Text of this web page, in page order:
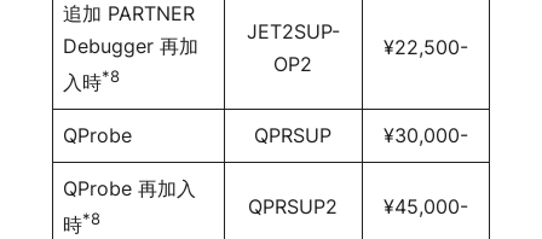
追加 PARTNER
Debugger 再加
入時*8
JET2SUP-
OP2
¥22,500-
QProbe QPRSUP ¥30,000-
QProbe 再加入
時*8 QPRSUP2 ¥45,000-